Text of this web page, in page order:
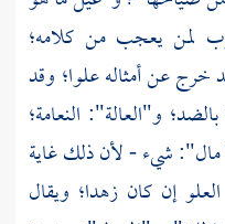
لمن يعجب من كلامه؛
خرج عن أمثاله علوا؛ وقد
و"العالة": النعامة؛
مال": شيء - لأن ذلك غاية
إن كان زهدا؛ ويقال